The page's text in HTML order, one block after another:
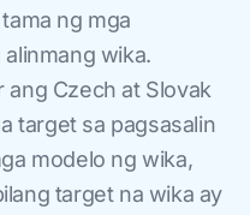
ng mga
wika.
ang Czech at Slovak
target sa pagsasalin
modelo ng wika,
target na wika ay